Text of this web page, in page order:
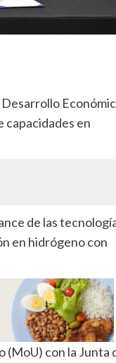
capacidades en
de las
en hidrógeno con
con la Junta